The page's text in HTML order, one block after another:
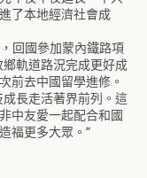
了本地經濟社會成
回國參加蒙內鐵路項
軌道路況完成更好成
前去中國留學進修。
長走活著界前列。這
中友愛一起配合和國
福更多大眾。”